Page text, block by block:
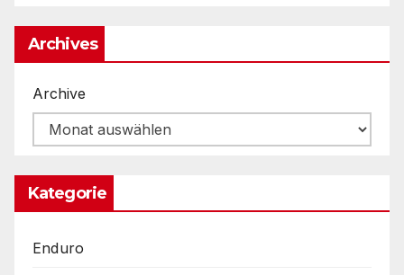
Archives
Archive
Kategorie
Enduro